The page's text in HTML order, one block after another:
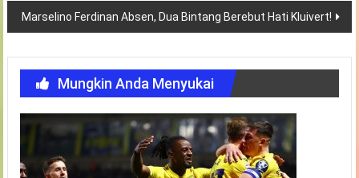
Marselino Ferdinan Absen, Dua Bintang Berebut Hati Kluivert!
Mungkin Anda Menyukai